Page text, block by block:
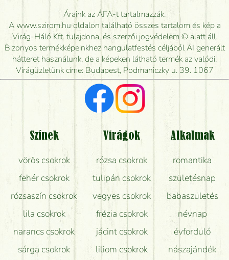
Meddig rendelhetek virágküldést úgy, hogy még ma
kiszállítsák?
Mennyire gyorsan tudják elkészíteni a csokrot, és
mikor tudják leghamarabb kiszállítani?
Vörös rózsát keresek, van önöknél?
Milyen visszajelzést kapok a virágküldésről?
Tényleg azt kapom, ami a képen van?
Mit kell tudni a virágcsokrok szállításáról?
Hogy marad a lehető legtovább friss a csokor?
Tudok adventi koszorút vásárolni boltban?
Áraink az ÁFA-t tartalmazzák.
A www.szirom.hu oldalon található összes tartalom és kép a
Virág-Háló Kft. tulajdona, és szerzői jogvédelem © alatt áll.
Bizonyos termékképeinkhez hangulatfestés céljából AI generált
hátteret használunk, de a képeken látható termék az valódi.
Virágüzletünk címe: Budapest, Podmaniczky u. 39. 1067
Színek
vörös csokrok
fehér csokrok
rózsaszín csokrok
lila csokrok
narancs csokrok
sárga csokrok
Virágok
rózsa csokrok
tulipán csokrok
vegyes csokrok
frézia csokrok
jácint csokrok
liliom csokrok
Alkalmak
romantika
születésnap
babaszületés
névnap
évforduló
nászajándék